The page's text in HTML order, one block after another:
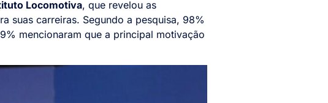
Locomotiva, que revelou as
suas carreiras. Segundo a pesquisa, 98%
mencionaram que a principal motivação